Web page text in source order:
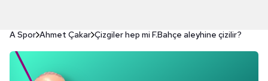
A Spor Ahmet Çakar Çizgiler hep mi F.Bahçe aleyhine çizilir?